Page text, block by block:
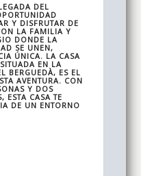
DEL
Y DISFRUTAR DE
LA FAMILIA Y
DONDE LA
SE UNEN,
ÚNICA. LA CASA
EN LA
BERGUEDÀ, ES EL
AVENTURA. CON
Y DOS
ESTA CASA TE
DE UN ENTORNO